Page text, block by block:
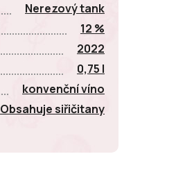
Nerezový tank
12 %
2022
0,75 l
konvenční víno
Obsahuje siřičitany